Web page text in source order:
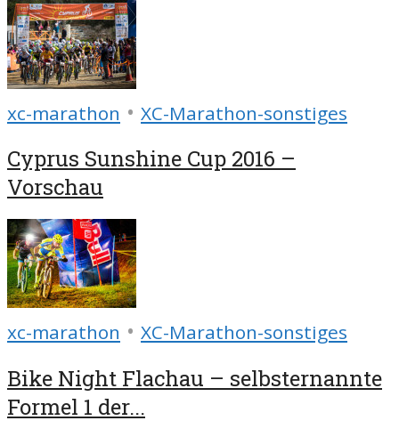
xc-marathon • XC-Marathon-sonstiges
Cyprus Sunshine Cup 2016 –
Vorschau
xc-marathon • XC-Marathon-sonstiges
Bike Night Flachau – selbsternannte
Formel 1 der...